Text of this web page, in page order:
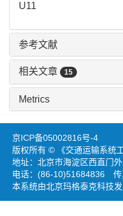
U11
参考文献
相关文章 15
Metrics
京ICP备05002816号-4
版权所有 © 《交通运输系统
地址：北京市海淀区西直门
电话：(86-10)51684836
本系统由北京玛格泰克科技